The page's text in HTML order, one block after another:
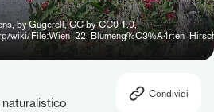
Condividi
by Gugerell, CC by-CC0 1.0,
wiki/